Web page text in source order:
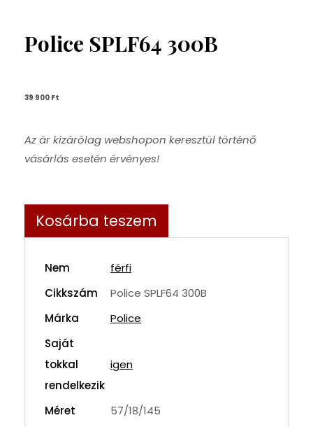
Police SPLF64 300B
39 900 Ft
Az ár kizárólag webshopon keresztül történő
vásárlás esetén érvényes!
Kosárba teszem
Nem
férfi
Cikkszám
Police SPLF64 300B
Márka
Police
Saját
tokkal
rendelkezik
igen
Méret
57/18/145